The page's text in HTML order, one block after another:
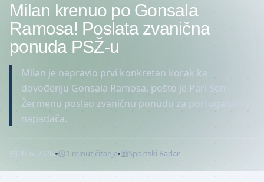
Milan krenuo po Gonsala
Ramosa! Poslata zvanična
ponuda PSŽ-u
Milan je napravio prvi konkretan korak ka
dovođenju Gonsala Ramosa, pošto je Pari Sen
Žermenu poslao zvaničnu ponudu za portugalskog
napadača.
26. 6. 2026. 1 minut čitanja Sportski Radar